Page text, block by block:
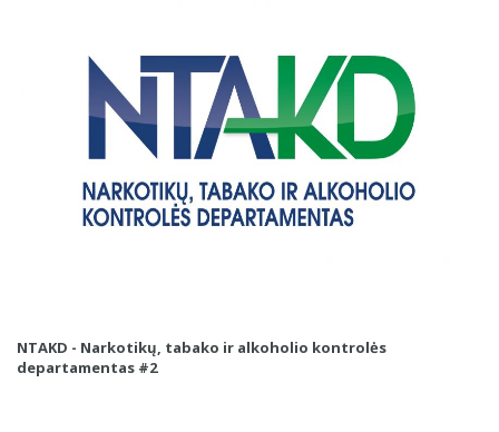
NTAKD - Narkotikų, tabako ir alkoholio kontrolės
departamentas #2